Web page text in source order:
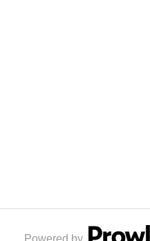
Powered by